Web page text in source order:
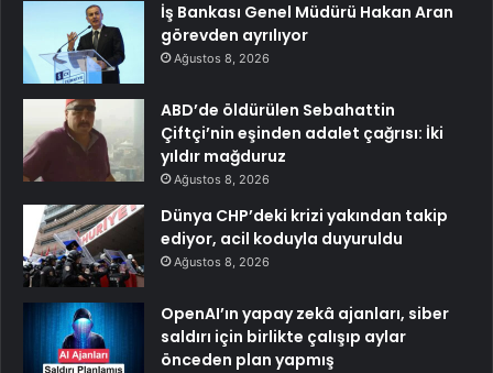
İş Bankası Genel Müdürü Hakan Aran
görevden ayrılıyor
Ağustos 8, 2026
ABD’de öldürülen Sebahattin
Çiftçi’nin eşinden adalet çağrısı: İki
yıldır mağduruz
Ağustos 8, 2026
Dünya CHP’deki krizi yakından takip
ediyor, acil koduyla duyuruldu
Ağustos 8, 2026
OpenAI’ın yapay zekâ ajanları, siber
saldırı için birlikte çalışıp aylar
önceden plan yapmış